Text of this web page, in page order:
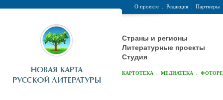
О проекте Редакция Партнеры
Страны и регионы
Литературные проекты
Студия
КАРТОТЕКА МЕДИАТЕКА